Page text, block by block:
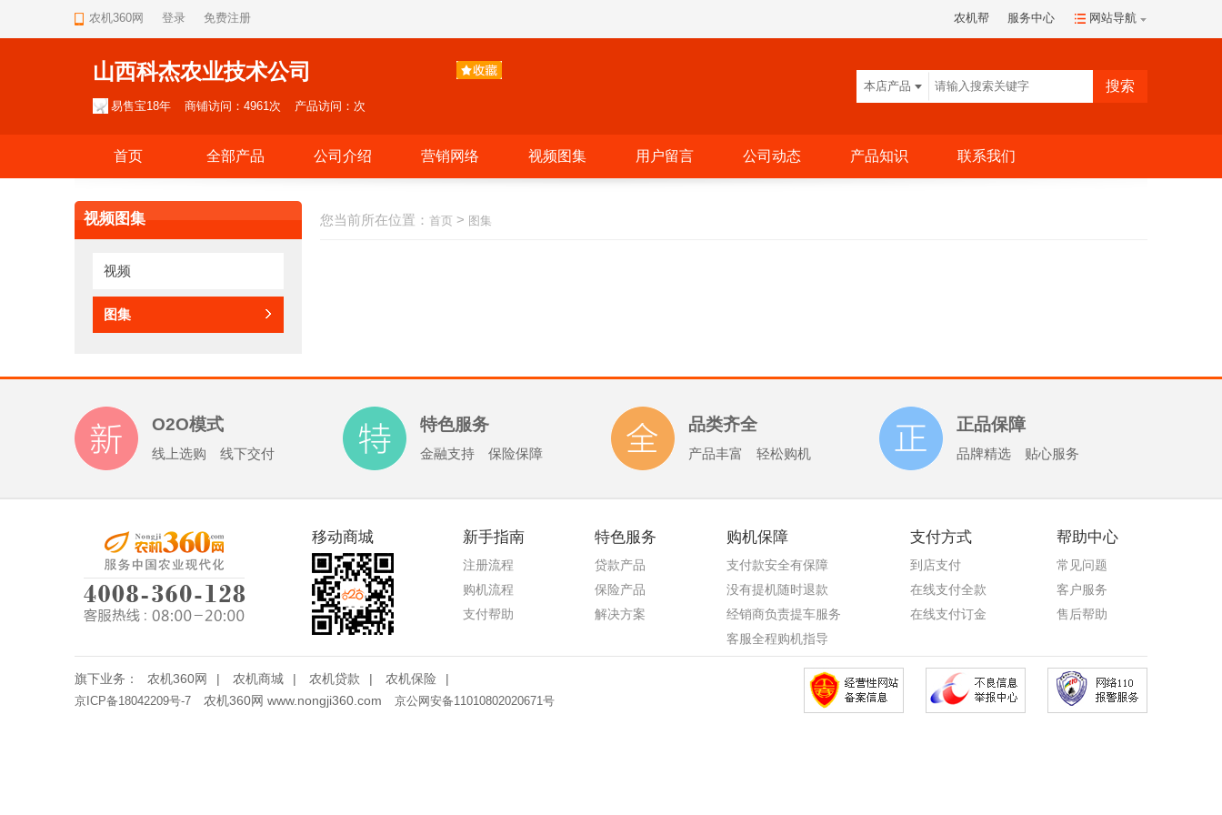
农机360网 登录 免费注册 农机帮 服务中心 网站导航
山西科杰农业技术公司
易售宝18年 商铺访问：4961次 产品访问：次
本店产品
首页 全部产品 公司介绍 营销网络 视频图集 用户留言 公司动态 产品知识 联系我们
视频图集
视频
图集
您当前所在位置： 首页 > 图集
O2O模式
线上选购 线下交付
特色服务
金融支持 保险保障
品类齐全
产品丰富 轻松购机
正品保障
品牌精选 贴心服务
移动商城 新手指南
注册流程
购机流程
支付帮助
特色服务
贷款产品
保险产品
解决方案
购机保障
支付款安全有保障
没有提机随时退款
经销商负责提车服务
客服全程购机指导
支付方式
到店支付
在线支付全款
在线支付订金
帮助中心
常见问题
客户服务
售后帮助
旗下业务： 农机360网 | 农机商城 | 农机贷款 | 农机保险 |
京ICP备18042209号-7 农机360网 www.nongji360.com 京公网安备11010802020671号